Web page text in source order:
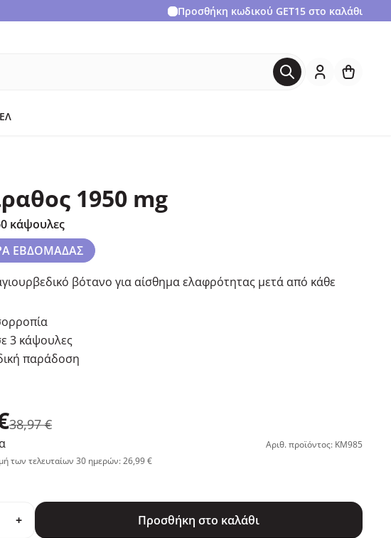
Προσθήκη κωδικού GET15 στο καλάθι
1950 mg
κάψουλες
ΕΒΔΟΜΑΔΑΣ
βότανο για αίσθημα ελαφρότητας μετά από κάθε
3 κάψουλες
παράδοση
38,97 €
Αριθ. προϊόντος: KM985
των τελευταίων 30 ημερών: 26,99 €
+ Προσθήκη στο καλάθι